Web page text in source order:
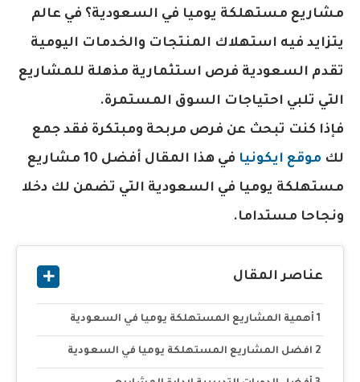
مشاريع مستهلكة يوميا في السعودية؟ في عالم
يتزايد فيه استهلاك المنتجات والخدمات اليومية
تقدم السعودية فرص استثمارية مذهلة للمشاريع
التي تلبي احتياجات السوق المستمرة.
فإذا كنت تبحث عن فرص مربحة ومبتكرة فقد جمع
لك موقع ايكونيا
في هذا المقال أفضل 10 مشاريع
مستهلكة يوميا في السعودية التي تضمن لك دخلا
ونجاحا مستداما.
عناصر المقال
أهمية المشاريع المستهلكة يوميا في السعودية
افضل المشاريع المستهلكة يوميا في السعودية